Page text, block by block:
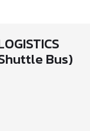
Bus)